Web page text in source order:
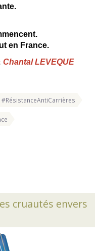
en France.
Chantal LEVEQUE
cruautés envers